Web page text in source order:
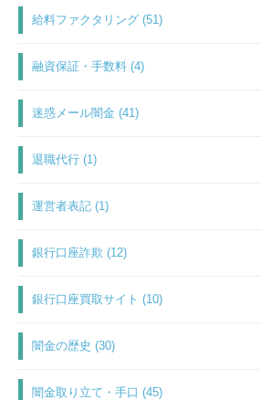
給料ファクタリング (51)
融資保証・手数料 (4)
迷惑メール闇金 (41)
退職代行 (1)
運営者表記 (1)
銀行口座詐欺 (12)
銀行口座買取サイト (10)
闇金の歴史 (30)
闇金取り立て・手口 (45)